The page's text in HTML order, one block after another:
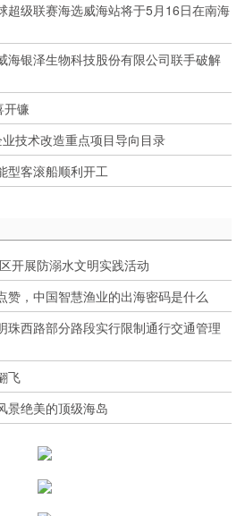
超级联赛海选威海站将于5月16日在南海
海银泽生物科技股份有限公司联手破解
开镰
技术改造重点项目导向目录
型客滚船顺利开工
开展防溺水文明实践活动
赞，中国智慧渔业的出海密码是什么
珠西路部分路段实行限制通行交通管理
飞
景绝美的顶级海岛